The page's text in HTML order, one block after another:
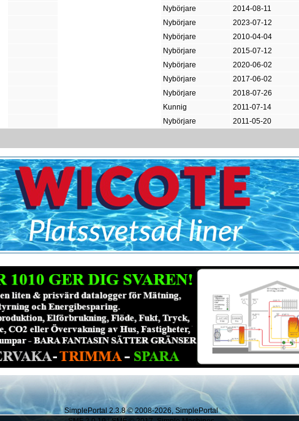
Nybörjare 2014-08-11
Nybörjare 2023-07-12
Nybörjare 2010-04-04
Nybörjare 2015-07-12
Nybörjare 2020-06-02
Nybörjare 2017-06-02
Nybörjare 2018-07-26
Kunnig 2011-07-14
Nybörjare 2011-05-20
SimplePortal 2.3.8 © 2008-2026, SimplePortal